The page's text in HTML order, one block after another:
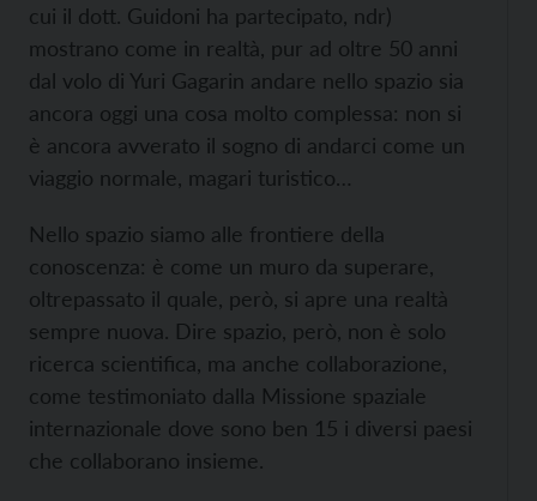
cui il dott. Guidoni ha partecipato, ndr)
mostrano come in realtà, pur ad oltre 50 anni
dal volo di Yuri Gagarin andare nello spazio sia
ancora oggi una cosa molto complessa: non si
è ancora avverato il sogno di andarci come un
viaggio normale, magari turistico…
Nello spazio siamo alle frontiere della
conoscenza: è come un muro da superare,
oltrepassato il quale, però, si apre una realtà
sempre nuova. Dire spazio, però, non è solo
ricerca scientifica, ma anche collaborazione,
come testimoniato dalla Missione spaziale
internazionale dove sono ben 15 i diversi paesi
che collaborano insieme.